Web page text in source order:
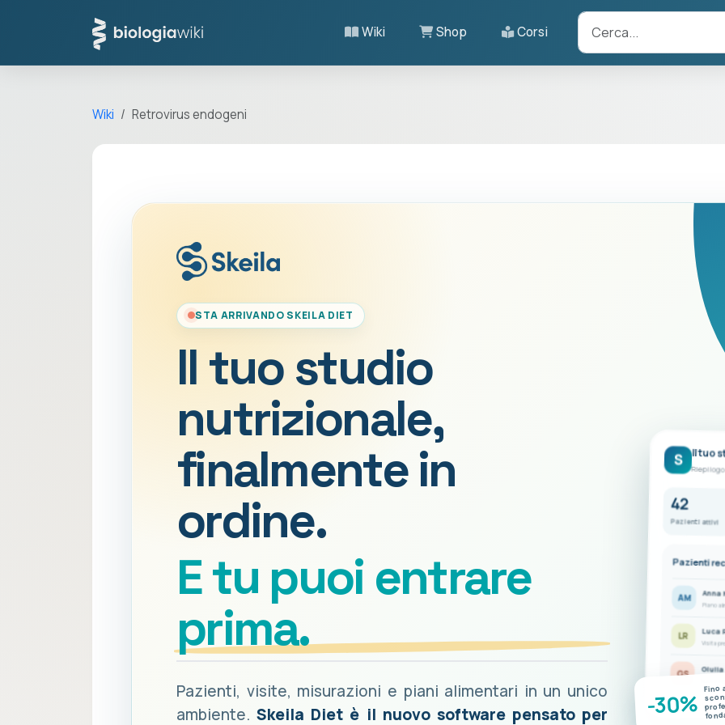
Wiki Shop Corsi
Wiki Retrovirus endogeni
STA ARRIVANDO SKEILA DIET
Il tuo studio
nutrizionale,
finalmente in
ordine.
E tu puoi entrare
prima.
Pazienti, visite, misurazioni e piani alimentari in un unico
ambiente.Skeila Diet è il nuovo software pensato per
S Il tuo
42
Pazienti attivi
Pazienti
AM Anna
Piano
LR Luca
Visita
GS Giulia
Nuove
-30%
Fino